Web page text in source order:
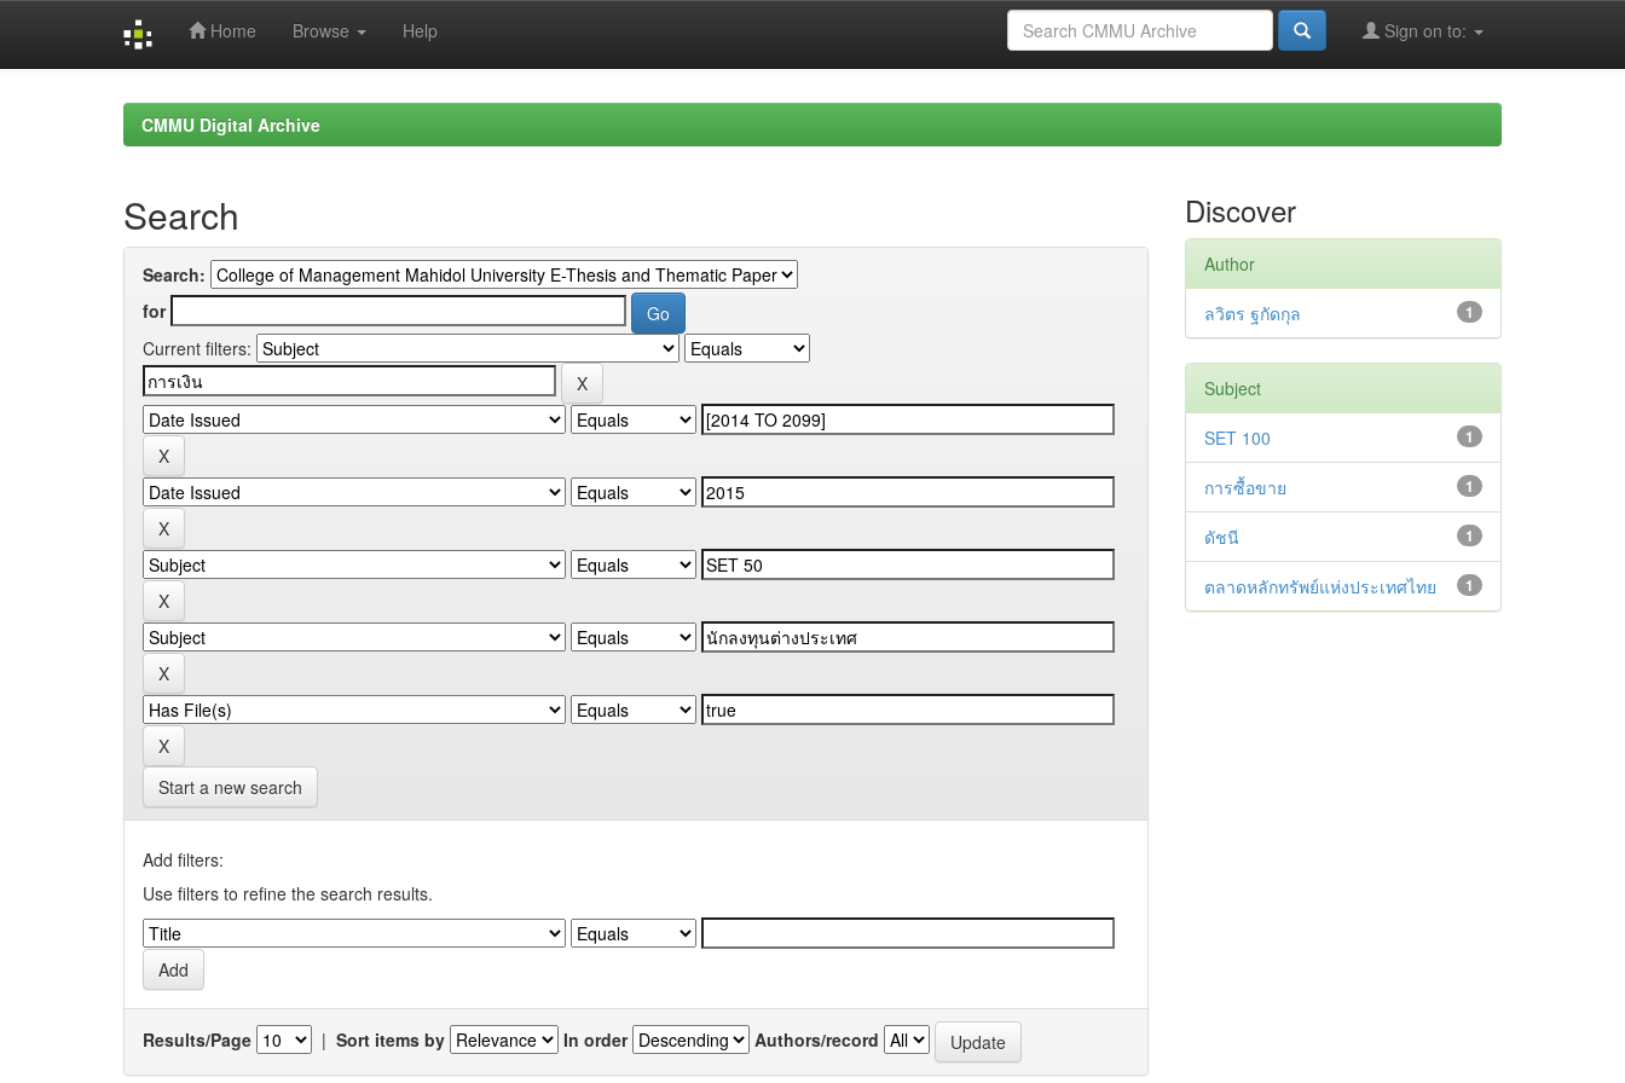
Home Browse Help Sign on to:
CMMU Digital Archive
Search
Search:
for
Current filters:
Start a new search
Add filters:
Use filters to refine the search results.
Results/Page | Sort items by In order Authors/record
Discover
Author
1
ลวิตร ฐกัดกุล
Subject
1
SET 100
1
การซื้อขาย
1
ดัชนี
1
ตลาดหลักทรัพย์แห่งประเทศไทย